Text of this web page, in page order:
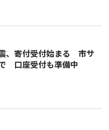
、寄付受付始まる 市サ
口座受付も準備中